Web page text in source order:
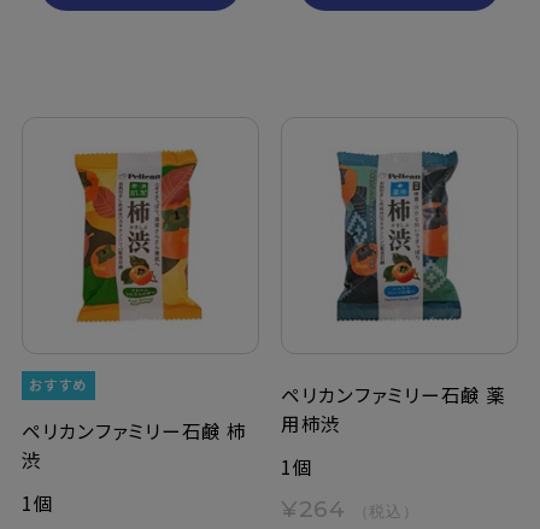
ペリカンファミリー石鹸 柿
渋
1個
ペリカンファミリー石鹸 薬
用柿渋
1個
¥264 （税込）